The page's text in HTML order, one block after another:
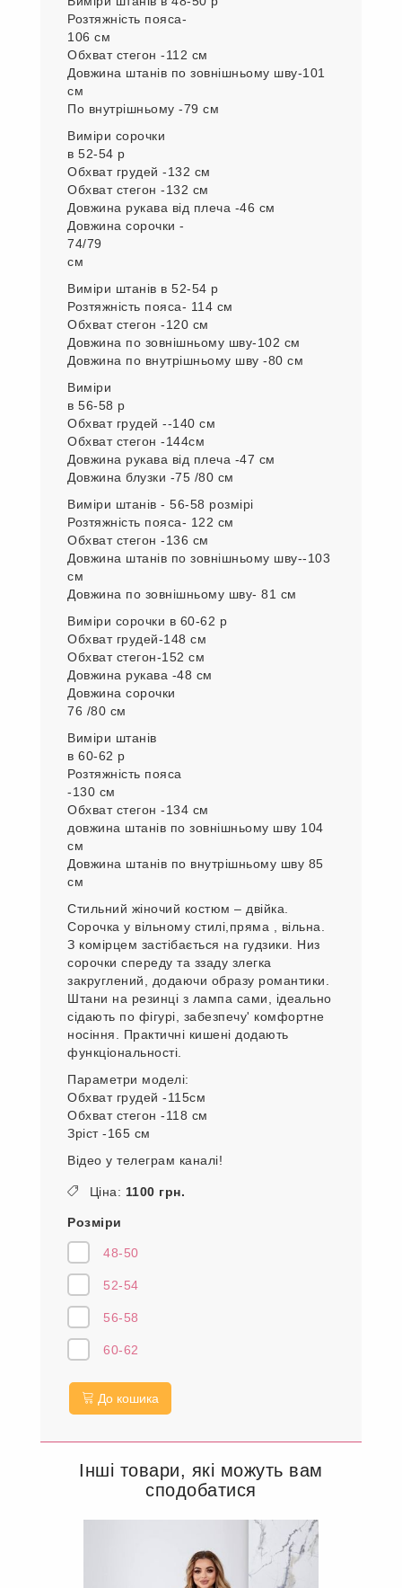
Розтяжність пояса-
106 см
Обхват стегон -112 см
Довжина штанів по зовнішньому шву-101
см
По внутрішньому -79 см
Виміри сорочки
в 52-54 р
Обхват грудей -132 см
Обхват стегон -132 см
Довжина рукава від плеча -46 см
Довжина сорочки -
74/79
см
Виміри штанів в 52-54 р
Розтяжність пояса- 114 см
Обхват стегон -120 см
Довжина по зовнішньому шву-102 см
Довжина по внутрішньому шву -80 см
Виміри
в 56-58 р
Обхват грудей --140 см
Обхват стегон -144см
Довжина рукава від плеча -47 см
Довжина блузки -75 /80 см
Виміри штанів - 56-58 розмірі
Розтяжність пояса- 122 см
Обхват стегон -136 см
Довжина штанів по зовнішньому шву--103
см
Довжина по зовнішньому шву- 81 см
Виміри сорочки в 60-62 р
Обхват грудей-148 см
Обхват стегон-152 см
Довжина рукава -48 см
Довжина сорочки
76 /80 см
Виміри штанів
в 60-62 р
Розтяжність пояса
-130 см
Обхват стегон -134 см
довжина штанів по зовнішньому шву 104
см
Довжина штанів по внутрішньому шву 85
см
Стильний жіночий костюм – двійка.
Сорочка у вільному стилі,пряма , вільна.
З комірцем застібається на гудзики. Низ
сорочки спереду та ззаду злегка
закруглений, додаючи образу романтики.
Штани на резинці з лампа сами, ідеально
сідають по фігурі, забезпечу' комфортне
носіння. Практичні кишені додають
функціональності.
Параметри моделі:
Обхват грудей -115см
Обхват стегон -118 см
Зріст -165 см
Відео у телеграм каналі!
Ціна: 1100 грн.
Розміри
48-50
52-54
56-58
60-62
До кошика
Інші товари, які можуть вам
сподобатися